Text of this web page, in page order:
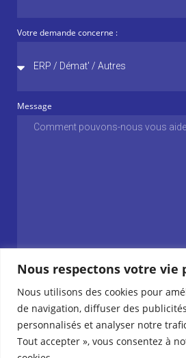
Nous respectons votre vie
Nous utilisons des cookies pour
de navigation, diffuser des
personnalisés et analyser notre
Tout accepter », vous consentez à
Votre demande concerne :
Message
ENVOYER MA